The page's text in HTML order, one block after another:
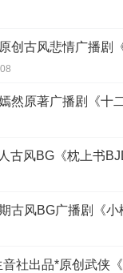
创古风悲情广播剧
古风BG《枕上书
音社出品*原创武侠《